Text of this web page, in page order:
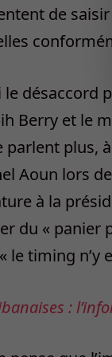
de
désaccord
Berry et le
parlent plus,
Aoun lors
à la
du « panier
le timing n’y
: